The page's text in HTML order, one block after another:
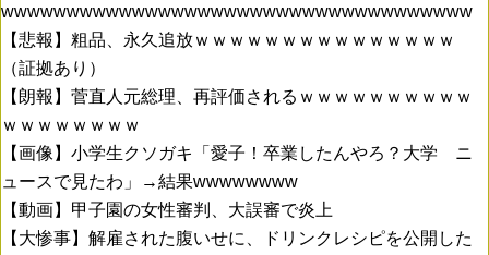
wwwwwwwwwwwwwwwwwwwwwwwwwwwwwwwwwwww
【悲報】粗品、永久追放ｗｗｗｗｗｗｗｗｗｗｗｗｗｗｗ
（証拠あり）
【朗報】菅直人元総理、再評価されるｗｗｗｗｗｗｗｗｗｗ
ｗｗｗｗｗｗｗｗ
【画像】小学生クソガキ「愛子！卒業したんやろ？大学 ニ
ュースで見たわ」→結果wwwwwwww
【動画】甲子園の女性審判、大誤審で炎上
【大惨事】解雇された腹いせに、ドリンクレシピを公開した